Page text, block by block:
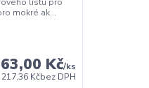
listu pro
mokré ak...
Kč/ks
217,36 Kčbez DPH